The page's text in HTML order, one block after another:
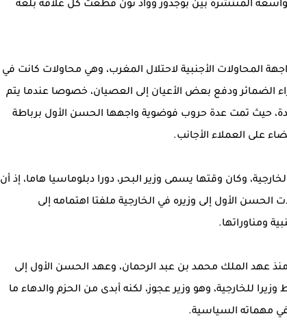
المنتشرة بين بوجدور وواد نون قطعت كل علاقة بلغة
المحاولات الأجنبية لاحتلال المغرب، وهي محاولات كانت في
الضمائر ودفع بعض الأعيان إلى العصيان، خصوصا عندما يتم
حيث تمت عدة حروب فوضوية واجهها الحسن الأول برباطة
على العملاء الأجانب.
وكان وقتها يسمى وزير البحر، دورا دبلوماسيا هاما، إذ أن
الحسن الأول إلى وزيره في الخارجية ملفتا اهتمامه إلى
ومناوراتها.
عهد الملك محمد بن عبد الرحمان، وعهد الحسن الأول إلى
وزيرا للخارجية، وهو وزير عجوز، لكنه أبدى من الحزم والدهاء ما
مهماته السياسية.